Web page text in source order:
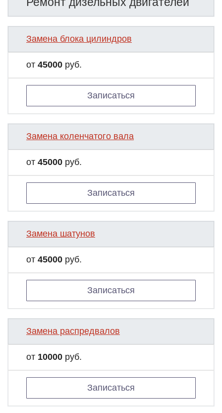
Замена блока цилиндров
от 45000 руб.
Записаться
Замена коленчатого вала
от 45000 руб.
Записаться
Замена шатунов
от 45000 руб.
Записаться
Замена распредвалов
от 10000 руб.
Записаться